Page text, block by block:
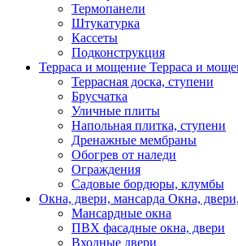
Термопанели
Штукатурка
Кассеты
Подконструкция
Терраса и мощение Терраса и
Террасная доска, ступени
Брусчатка
Уличные плиты
Напольная плитка, ступени
Дренажные мембраны
Обогрев от наледи
Ограждения
Садовые бордюры, клумбы
Окна, двери, мансарда Окна,
Мансардные окна
ПВХ фасадные окна, двери
Входные двери